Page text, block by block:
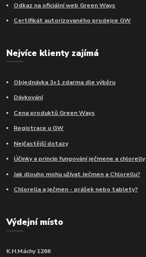
Odkaz na oficiální web Green Ways
Certifikát autorizovaného prodejce GW
Nejvíce klienty zajímá
Objednávka 3+1 zdarma dle výběru
Dávkování
Cena produktů Green Ways
Registrace u GW
Nejčastější dotazy
Účinky a princip fungování ječmene a chlorelly
Jak dlouho mohu užívat Ječmen a Chlorellu?
Chlorella a ječmen - prášek nebo tablety?
Výdejní místo
K.H.Máchy 1266